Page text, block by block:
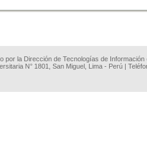
por la Dirección de Tecnologías de
N° 1801, San Miguel, Lima - Perú |